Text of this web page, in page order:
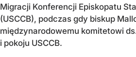
Migracji Konferencji Episkopatu
(USCCB), podczas gdy biskup
międzynarodowemu komitetowi
i pokoju USCCB.